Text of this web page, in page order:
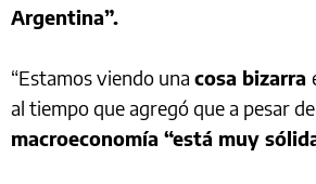
Argentina”.
“Estamos viendo una cosa bizarra
al tiempo que agregó que a pesar
macroeconomía “está muy